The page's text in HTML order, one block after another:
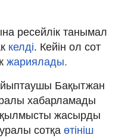
ресейлік танымал
келді. Кейін ол сот
жариялады.
Бақытжан
хабарламады
жасырды
сотқа өтініш